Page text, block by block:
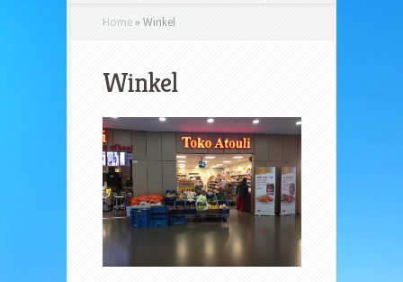
Home » Winkel
Winkel